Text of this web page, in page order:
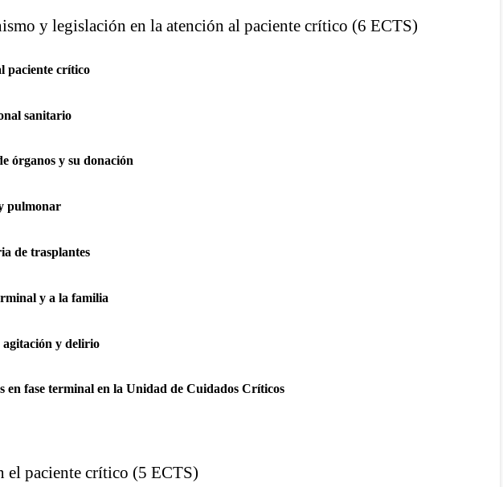
y legislación en la atención al paciente crítico (6 ECTS)
paciente crítico
sanitario
órganos y su donación
pulmonar
de trasplantes
y a la familia
agitación y delirio
en fase terminal en la Unidad de Cuidados Críticos
el paciente crítico (5 ECTS)